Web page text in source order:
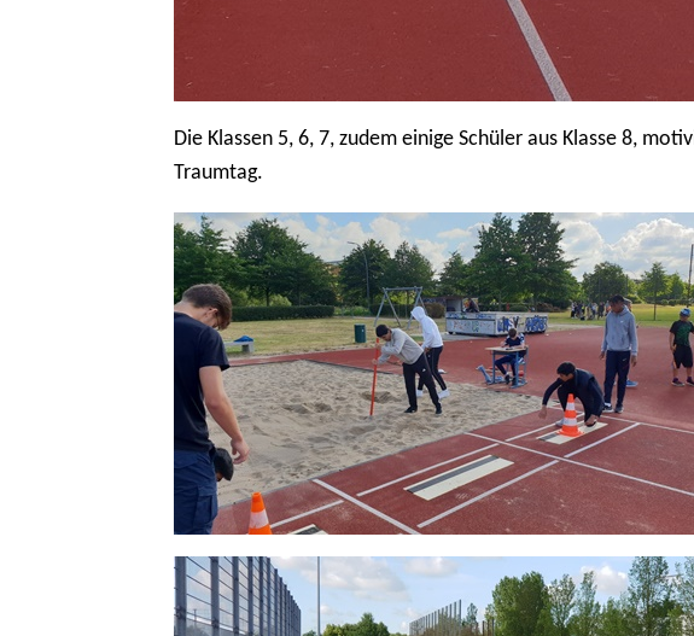
Die Klassen 5, 6, 7, zudem einige Schüler aus Klasse 8,
Traumtag.